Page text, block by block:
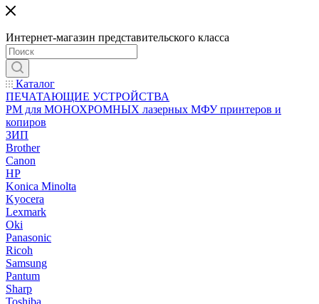
Интернет-магазин представительского класса
Каталог
ПЕЧАТАЮЩИЕ УСТРОЙСТВА
РМ для МОНОХРОМНЫХ лазерных МФУ принтеров и
копиров
ЗИП
Brother
Canon
HP
Konica Minolta
Kyocera
Lexmark
Oki
Panasonic
Ricoh
Samsung
Pantum
Sharp
Toshiba